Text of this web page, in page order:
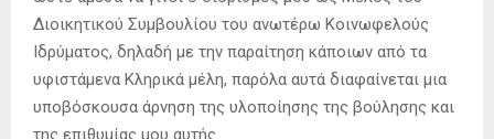
Διοικητικού Συμβουλίου του ανωτέρω Κοινωφελούς
Ιδρύματος, δηλαδή με την παραίτηση κάποιων από τα
υφιστάμενα Κληρικά μέλη, παρόλα αυτά διαφαίνεται μια
υποβόσκουσα άρνηση της υλοποίησης της βούλησης και
της επιθυμίας μου αυτής.